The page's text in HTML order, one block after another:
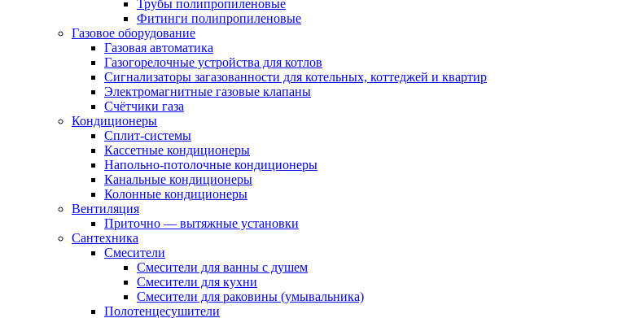
Трубы полипропиленовые
Фитинги полипропиленовые
Газовое оборудование
Газовая автоматика
Газогорелочные устройства для котлов
Сигнализаторы загазованности для котельных, коттеджей и квартир
Электромагнитные газовые клапаны
Счётчики газа
Кондиционеры
Сплит-системы
Кассетные кондиционеры
Напольно-потолочные кондиционеры
Канальные кондиционеры
Колонные кондиционеры
Вентиляция
Приточно — вытяжные установки
Сантехника
Смесители
Смесители для ванны с душем
Смесители для кухни
Смесители для раковины (умывальника)
Полотенцесушители